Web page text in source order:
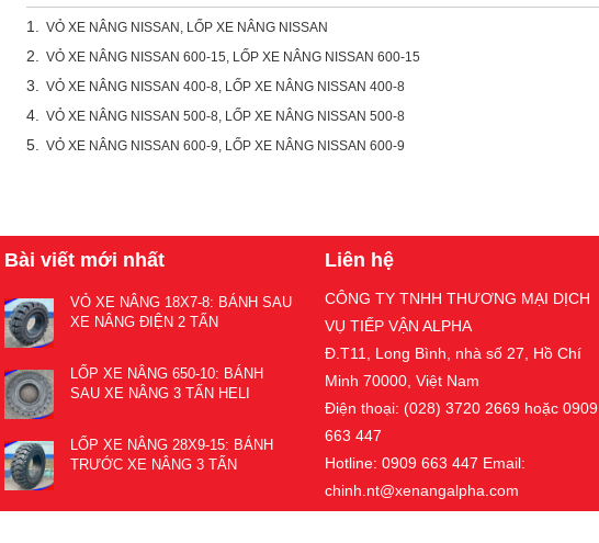
1. VỎ XE NÂNG NISSAN, LỐP XE NÂNG NISSAN
2. VỎ XE NÂNG NISSAN 600-15, LỐP XE NÂNG NISSAN 600-15
3. VỎ XE NÂNG NISSAN 400-8, LỐP XE NÂNG NISSAN 400-8
4. VỎ XE NÂNG NISSAN 500-8, LỐP XE NÂNG NISSAN 500-8
5. VỎ XE NÂNG NISSAN 600-9, LỐP XE NÂNG NISSAN 600-9
Bài viết mới nhất
VỎ XE NÂNG 18X7-8: BÁNH SAU
XE NÂNG ĐIỆN 2 TẤN
LỐP XE NÂNG 650-10: BÁNH
SAU XE NÂNG 3 TẤN HELI
LỐP XE NÂNG 28X9-15: BÁNH
TRƯỚC XE NÂNG 3 TẤN
Liên hệ
CÔNG TY TNHH THƯƠNG MẠI DỊCH
VỤ TIẾP VẬN ALPHA
Đ.T11, Long Bình, nhà số 27, Hồ Chí
Minh 70000, Việt Nam
Điện thoại: (028) 3720 2669 hoặc 0909
663 447
Hotline: 0909 663 447 Email:
chinh.nt@xenangalpha.com